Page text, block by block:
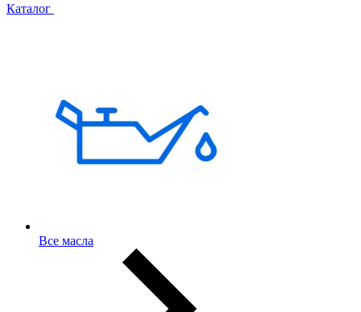
Каталог
Все масла